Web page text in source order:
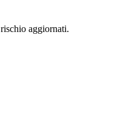
aggiornati.